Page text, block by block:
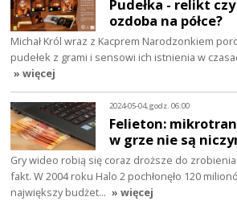
Pudełka - relikt
ozdoba na półce?
Michał Król wraz z Kacprem Narodzonkiem
pudełek z grami i sensowi ich istnienia w
» więcej
2024-05-04, godz. 06:00
Felieton:
w grze nie są
Gry wideo robią się coraz droższe do
fakt. W 2004 roku Halo 2 pochłonęło 120
największy budżet… » więcej